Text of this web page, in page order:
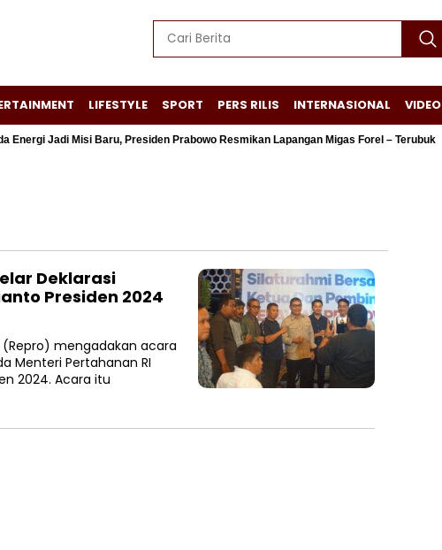
LIFESTYLE SPORT PERS RILIS INTERNASIONAL VIDEO
Jadi Misi Baru, Presiden Prabowo Resmikan Lapangan Migas Forel – Terubuk
Deklarasi
Presiden 2024
(Repro) mengadakan acara
Menteri Pertahanan RI
2024. Acara itu